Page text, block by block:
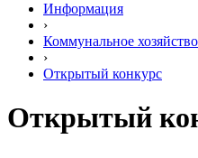
Информация
›
Коммунальное хозяйство
›
Открытый конкурс
Открытый